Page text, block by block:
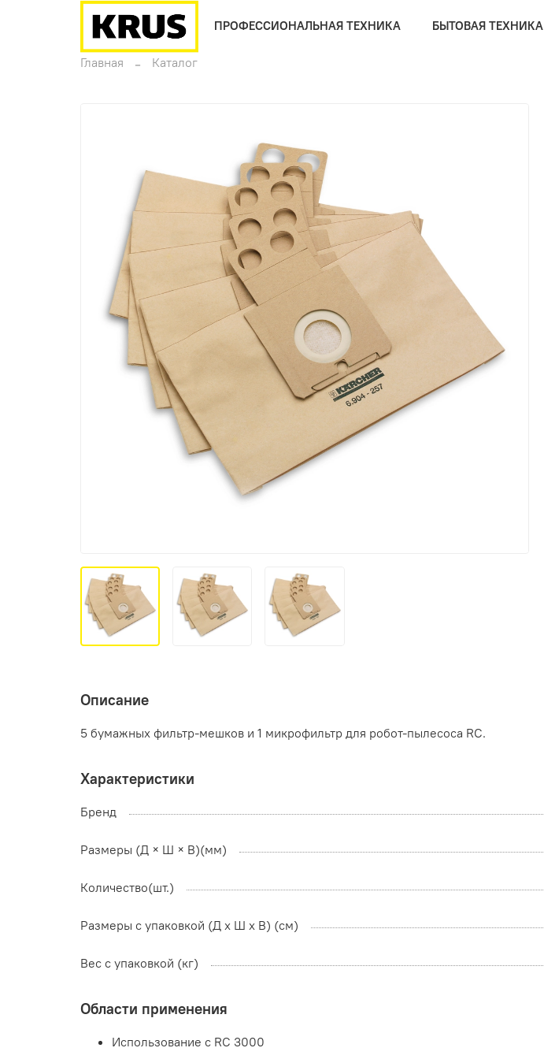
ПРОФЕССИОНАЛЬНАЯ ТЕХНИКА БЫТОВАЯ ТЕХНИКА
Главная Каталог
Описание
5 бумажных фильтр-мешков и 1 микрофильтр для робот-пылесоса RC.
Характеристики
Бренд
Размеры (Д × Ш × В)(мм)
Количество(шт.)
Размеры с упаковкой (Д x Ш x В) (см)
Вес с упаковкой (кг)
Области применения
Использование с RC 3000